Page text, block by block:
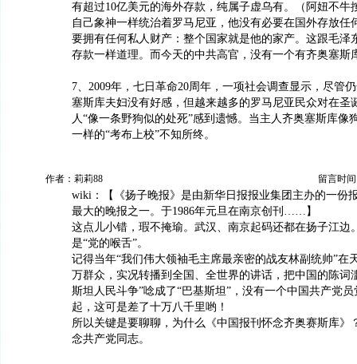
有超过10亿美元的海外存款，纯属子虚乌有。（阿妞不牛
自己象神一样统治着罗马尼亚，他没有必要在国外存放任
要拥有任何私人财产：整个国家就是他的家产。这跟毛泽
存款一样道理。而今天的中共高官，没有一个有齐奥塞斯
7、2009年，七日革命20周年，一项社会调查显示，尽管
塞斯库夫妇没有好感，但越来越多的罗马尼亚民众对在圣
人“像一条野狗似的处死”感到遗憾。当主人齐奥塞斯库像
一样的“考布上校”不知所终。
作者：莉莉88 留言时间
wiki：【《扬子晚报》是由新华日报报业集团主办的一份
最大的晚报之一。于1986年元旦在南京创刊……】
这点儿小错，瑕不掩瑜。武汉、南京起码还都在扬子江边
是“党的喉舌”。
记得当年“我们伟大领袖毛主席最亲密的战友林副统帅”在
万群众，实况转播到全国、全世界的讲话，把中国的陈词
斯坦人民斗争”唸成了“巴基斯坦”，没有一个中国共产党
起，这可是差了十万八千里哟！
所以关键是要聊聊，为什么《中国报刊怀念齐奥赛斯库》
念共产党同志。